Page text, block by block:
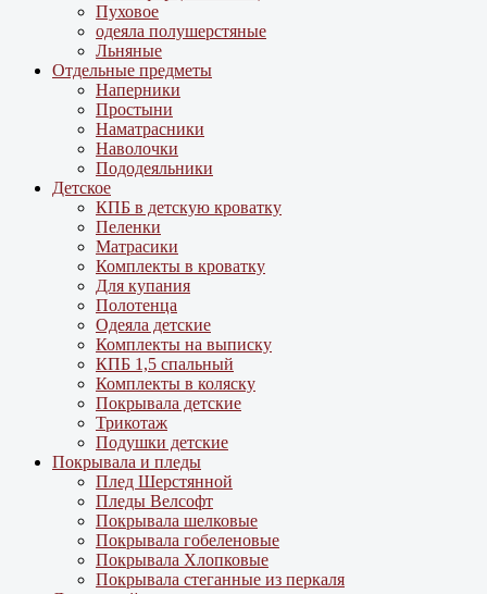
Пуховое
одеяла полушерстяные
Льняные
Отдельные предметы
Наперники
Простыни
Наматрасники
Наволочки
Пододеяльники
Детское
КПБ в детскую кроватку
Пеленки
Матрасики
Комплекты в кроватку
Для купания
Полотенца
Одеяла детские
Комплекты на выписку
КПБ 1,5 спальный
Комплекты в коляску
Покрывала детские
Трикотаж
Подушки детские
Покрывала и пледы
Плед Шерстянной
Пледы Велсофт
Покрывала шелковые
Покрывала гобеленовые
Покрывала Хлопковые
Покрывала стеганные из перкаля